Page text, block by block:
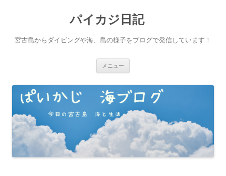
パイカジ日記
宮古島からダイビングや海、島の様子をブログで発信しています！
メニュー
ツ
へ
ス
キ
ッ
プ